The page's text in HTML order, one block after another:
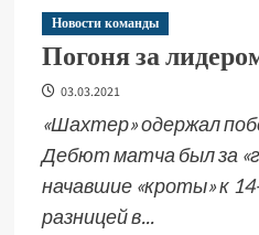
Новости команды
Погоня за
03.03.2021
«Шахтер» одержал
Дебют матча был за
начавшие «кроты» к
разницей в...